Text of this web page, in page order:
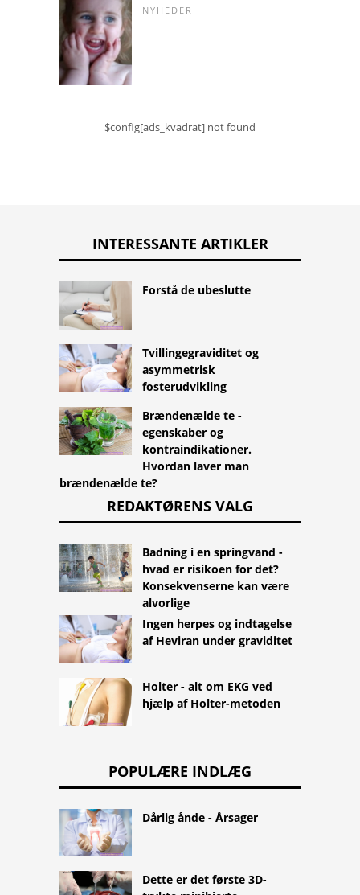
NYHEDER
$config[ads_kvadrat] not found
INTERESSANTE ARTIKLER
Forstå de ubeslutte
Tvillingegraviditet og
asymmetrisk
fosterudvikling
Brændenælde te -
egenskaber og
kontraindikationer.
Hvordan laver man
brændenælde te?
REDAKTØRENS VALG
Badning i en springvand -
hvad er risikoen for det?
Konsekvenserne kan være
alvorlige
Ingen herpes og indtagelse
af Heviran under graviditet
Holter - alt om EKG ved
hjælp af Holter-metoden
POPULÆRE INDLÆG
Dårlig ånde - Årsager
Dette er det første 3D-